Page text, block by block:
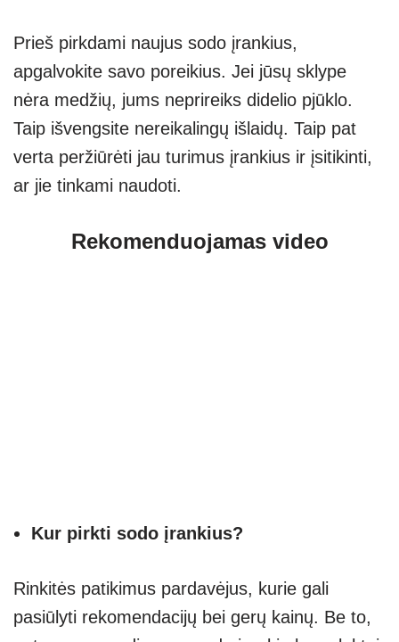
Prieš pirkdami naujus sodo įrankius,
apgalvokite savo poreikius. Jei jūsų sklype
nėra medžių, jums neprireiks didelio pjūklo.
Taip išvengsite nereikalingų išlaidų. Taip pat
verta peržiūrėti jau turimus įrankius ir įsitikinti,
ar jie tinkami naudoti.
Rekomenduojamas video
Kur pirkti sodo įrankius?
Rinkitės patikimus pardavėjus, kurie gali
pasiūlyti rekomendacijų bei gerų kainų. Be to,